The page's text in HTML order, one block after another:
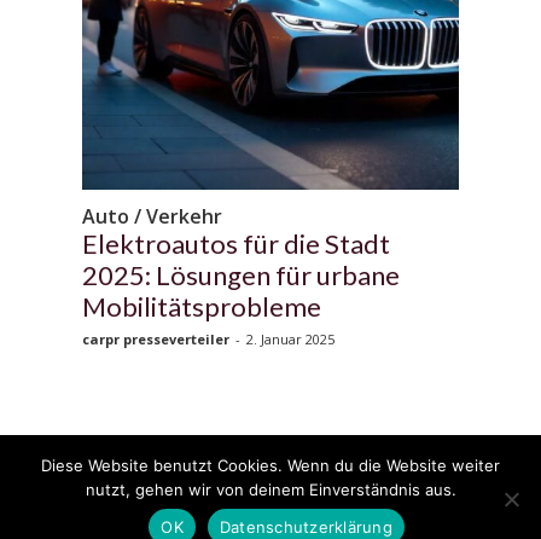
Auto / Verkehr
Elektroautos für die Stadt
2025: Lösungen für urbane
Mobilitätsprobleme
carpr presseverteiler - 2. Januar 2025
© 2020 - 2025 Copyright - KFZzeitung.com
Datenschutzerklärung FAQ Kontakt Impressum
Diese Website benutzt Cookies. Wenn du die Website weiter
nutzt, gehen wir von deinem Einverständnis aus.
OK
Datenschutzerklärung